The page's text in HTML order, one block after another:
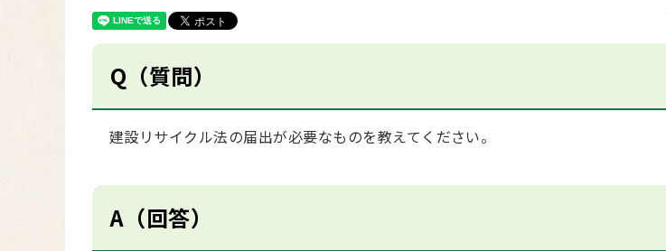
Q（質問）
建設リサイクル法の届出が必要なものを教えてください。
A（回答）